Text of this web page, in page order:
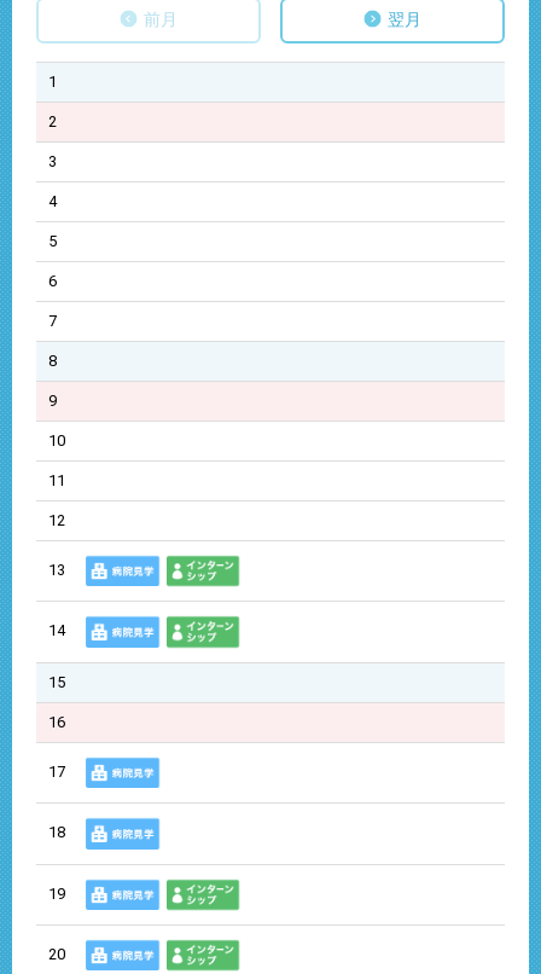
前月 翌月
1
2
3
4
5
6
7
8
9
10
11
12
13
14
15
16
17
18
19
20